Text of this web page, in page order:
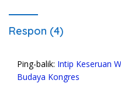
Respon (4)
Ping-balik: Intip Keseruan
Budaya Kongres